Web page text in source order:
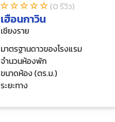
(0 รีวิว)
เฮือนกาวิน
เชียงราย
มาตรฐานดาวของโรงแรม
จำนวนห้องพัก
ขนาดห้อง (ตร.ม.)
ระยะทาง